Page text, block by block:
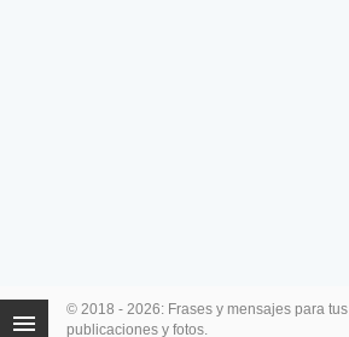
© 2018 - 2026: Frases y mensajes para tus
publicaciones y fotos.